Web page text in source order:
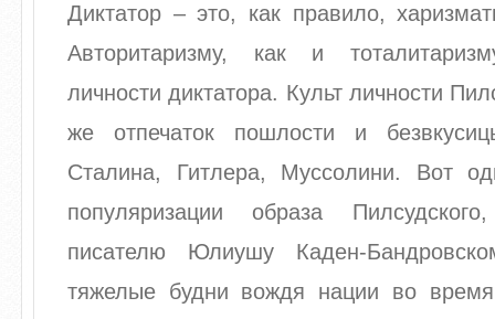
Диктатор – это, как правило,
Авторитаризму, как и
личности диктатора. Культ личности
же отпечаток пошлости и
Сталина, Гитлера, Муссолини. Вот
популяризации образа
писателю Юлиушу Каден-
тяжелые будни вождя нации во